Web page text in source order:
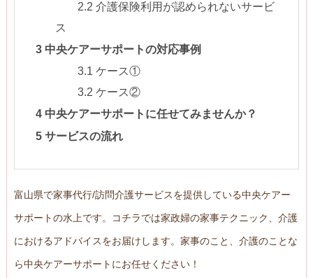
2.2 介護保険利用が認められないサービ
ス
3中央ケアーサポートの対応事例
3.1 ケース①
3.2 ケース②
4中央ケアーサポートに任せてみませんか？
5サービスの流れ
富山県で家事代行/訪問介護サービスを提供している中央ケアー
サポートの水上です。コチラでは家政婦の家事テクニック、介護
におけるアドバイスをお届けします。家事のこと、介護のことな
ら中央ケアーサポートにお任せください！